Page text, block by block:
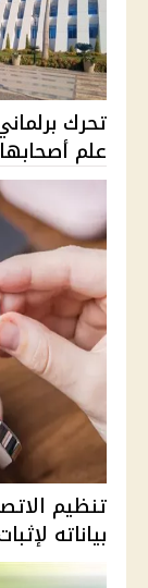
تحرك
علم
تنظيم
بياناته